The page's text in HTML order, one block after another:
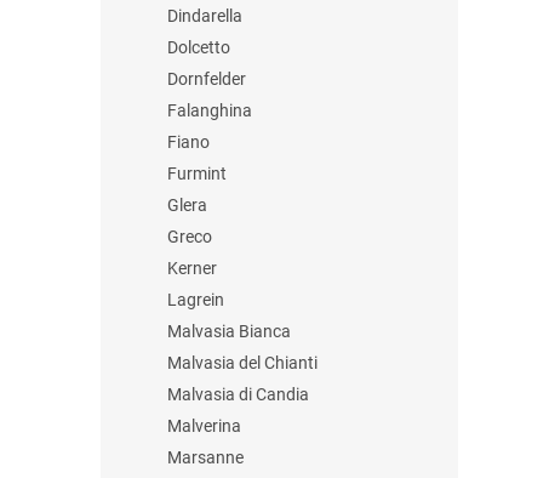
Dindarella
Dolcetto
Dornfelder
Falanghina
Fiano
Furmint
Glera
Greco
Kerner
Lagrein
Malvasia Bianca
Malvasia del Chianti
Malvasia di Candia
Malverina
Marsanne